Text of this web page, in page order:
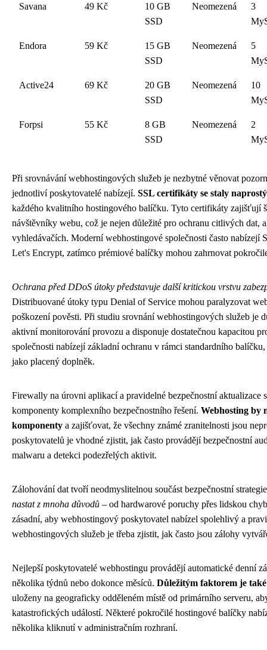
Savana 49 Kč
10 GB
SSD
Neomezená
3
Endora 59 Kč
15 GB
SSD
Neomezená
5
Active24 69 Kč
20 GB
SSD
Neomezená
10
Forpsi 55 Kč
8 GB
SSD
Neomezená
2
Při srovnávání webhostingových služeb je nezbytné věnovat
jednotliví poskytovatelé nabízejí. SSL certifikáty se staly
každého kvalitního hostingového balíčku. Tyto certifikáty zajišťují
návštěvníky webu, což je nejen důležité pro ochranu citlivých dat,
vyhledávačích. Moderní webhostingové společnosti často nabízejí
Let's Encrypt, zatímco prémiové balíčky mohou zahrnovat
Ochrana před DDoS útoky představuje další kritickou vrstvu
Distribuované útoky typu Denial of Service mohou paralyzovat
poškození pověsti. Při studiu srovnání webhostingových služeb je
aktivní monitorování provozu a disponuje dostatečnou kapacitou
společnosti nabízejí základní ochranu v rámci standardního
jako placený doplněk.
Firewally na úrovni aplikací a pravidelné bezpečnostní aktualizace
komponenty komplexního bezpečnostního řešení. Webhosting by
komponenty a zajišťovat, že všechny známé zranitelnosti jsou
poskytovatelů je vhodné zjistit, jak často provádějí bezpečnostní
malwaru a detekci podezřelých aktivit.
Zálohování dat tvoří neodmyslitelnou součást bezpečnostní
nastat z mnoha důvodů – od hardwarové poruchy přes lidskou
zásadní, aby webhostingový poskytovatel nabízel spolehlivý a
webhostingových služeb je třeba zjistit, jak často jsou zálohy
Nejlepší poskytovatelé webhostingu provádějí automatické denní
několika týdnů nebo dokonce měsíců. Důležitým faktorem je
uloženy na geograficky odděleném místě od primárního serveru,
katastrofických událostí. Některé pokročilé hostingové balíčky
několika kliknutí v administračním rozhraní.